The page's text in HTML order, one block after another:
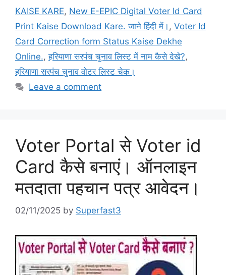
KAISE KARE, New E-EPIC Digital Voter Id Card
Print Kaise Download Kare. जाने हिंदी में। , Voter Id
Card Correction form Status Kaise Dekhe
Online.,हरियाणा सरपंच चुनाव लिस्ट में नाम कैसे देखे?,
हरियाणा सरपंच चुनाव वोटर लिस्ट चेक।
Leave a comment
Voter Portal से Voter id
Card कैसे बनाएं। ऑनलाइन
मतदाता पहचान पत्र आवेदन।
02/11/2025 by Superfast3